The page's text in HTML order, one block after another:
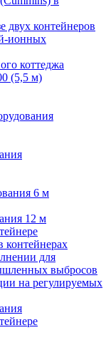
двух контейнеров
ионных
коттеджа
(5,5 м)
6 м
12 м
для
выбросов
на регулируемых